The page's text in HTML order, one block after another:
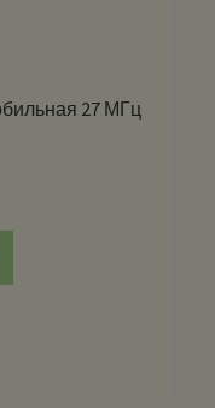
27 МГц